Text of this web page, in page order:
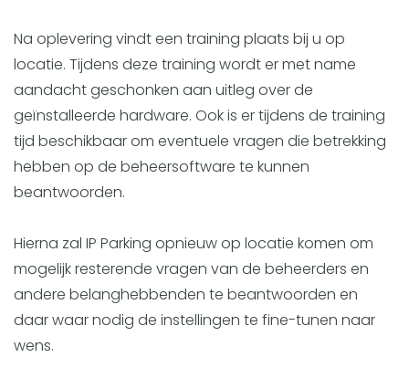
Na oplevering vindt een training plaats bij u op
locatie. Tijdens deze training wordt er met name
aandacht geschonken aan uitleg over de
geïnstalleerde hardware. Ook is er tijdens de training
tijd beschikbaar om eventuele vragen die betrekking
hebben op de beheersoftware te kunnen
beantwoorden.
Hierna zal IP Parking opnieuw op locatie komen om
mogelijk resterende vragen van de beheerders en
andere belanghebbenden te beantwoorden en
daar waar nodig de instellingen te fine-tunen naar
wens.